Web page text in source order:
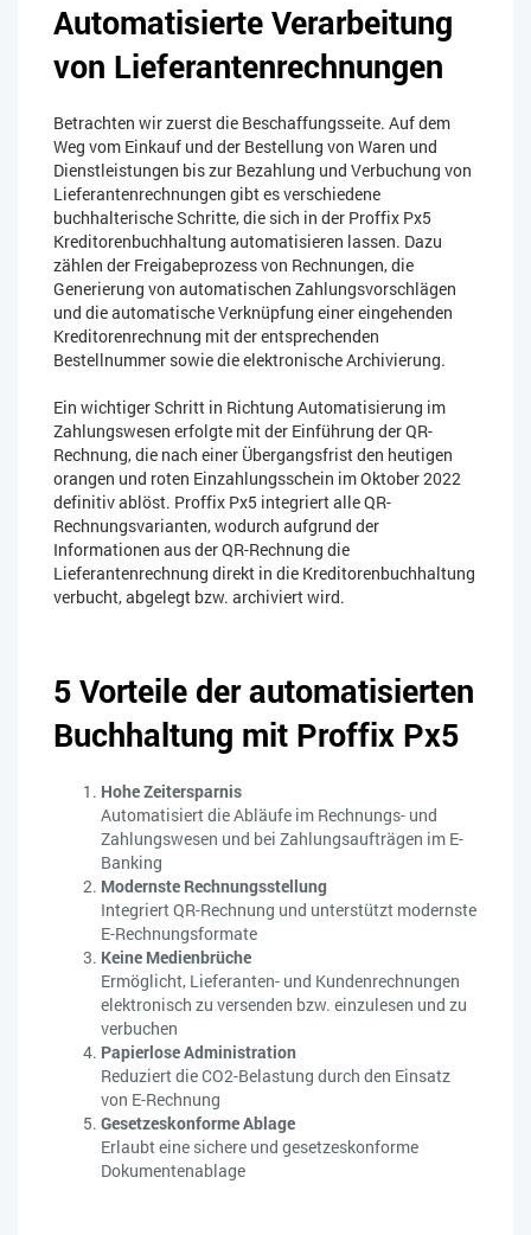
Automatisierte Verarbeitung
von Lieferantenrechnungen
Betrachten wir zuerst die Beschaffungsseite. Auf dem
Weg vom Einkauf und der Bestellung von Waren und
Dienstleistungen bis zur Bezahlung und Verbuchung von
Lieferantenrechnungen gibt es verschiedene
buchhalterische Schritte, die sich in der Proffix Px5
Kreditorenbuchhaltung automatisieren lassen. Dazu
zählen der Freigabeprozess von Rechnungen, die
Generierung von automatischen Zahlungsvorschlägen
und die automatische Verknüpfung einer eingehenden
Kreditorenrechnung mit der entsprechenden
Bestellnummer sowie die elektronische Archivierung.
Ein wichtiger Schritt in Richtung Automatisierung im
Zahlungswesen erfolgte mit der Einführung der QR-
Rechnung, die nach einer Übergangsfrist den heutigen
orangen und roten Einzahlungsschein im Oktober 2022
definitiv ablöst. Proffix Px5 integriert alle QR-
Rechnungsvarianten, wodurch aufgrund der
Informationen aus der QR-Rechnung die
Lieferantenrechnung direkt in die Kreditorenbuchhaltung
verbucht, abgelegt bzw. archiviert wird.
5 Vorteile der automatisierten
Buchhaltung mit Proffix Px5
Hohe Zeitersparnis
Automatisiert die Abläufe im Rechnungs- und
Zahlungswesen und bei Zahlungsaufträgen im E-
Banking
Modernste Rechnungsstellung
Integriert QR-Rechnung und unterstützt modernste
E-Rechnungsformate
Keine Medienbrüche
Ermöglicht, Lieferanten- und Kundenrechnungen
elektronisch zu versenden bzw. einzulesen und zu
verbuchen
Papierlose Administration
Reduziert die CO2-Belastung durch den Einsatz
von E-Rechnung
Gesetzeskonforme Ablage
Erlaubt eine sichere und gesetzeskonforme
Dokumentenablage